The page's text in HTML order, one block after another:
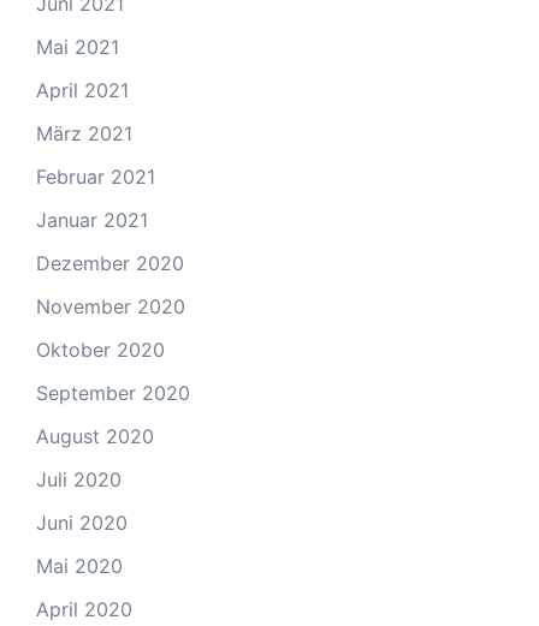
Mai 2021
April 2021
März 2021
Februar 2021
Januar 2021
Dezember 2020
November 2020
Oktober 2020
September 2020
August 2020
Juli 2020
Juni 2020
Mai 2020
April 2020